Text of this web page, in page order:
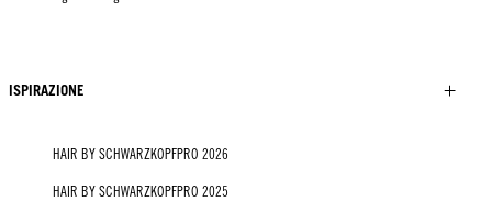
ISPIRAZIONE
HAIR BY SCHWARZKOPFPRO 2026
HAIR BY SCHWARZKOPFPRO 2025